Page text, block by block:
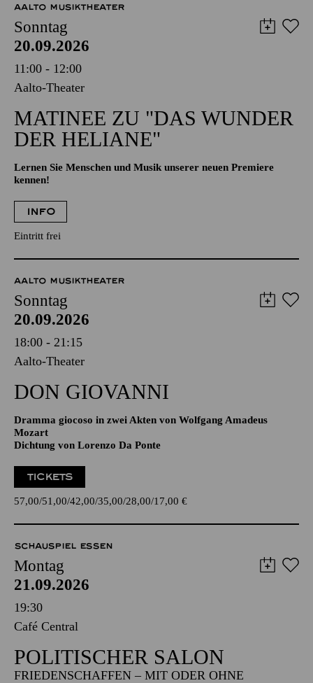
AALTO MUSIKTHEATER
Sonntag
20.09.2026
11:00 - 12:00
Aalto-Theater
MATINEE ZU "DAS WUNDER
DER HELIANE"
Lernen Sie Menschen und Musik unserer neuen Premiere
kennen!
INFO
Eintritt frei
AALTO MUSIKTHEATER
Sonntag
20.09.2026
18:00 - 21:15
Aalto-Theater
DON GIO­VANNI
Dramma giocoso in zwei Akten von Wolfgang Amadeus
Mozart
Dichtung von Lorenzo Da Ponte
TICKETS
57,00 51,00 42,00 35,00 28,00 17,00 €
SCHAUSPIEL ESSEN
Montag
21.09.2026
19:30
Café Central
POLITISCHER SALON
FRIEDENSCHAFFEN – MIT ODER OHNE